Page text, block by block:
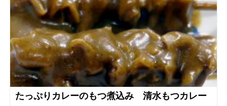
たっぷりカレーのもつ煮込み 清水もつカレー